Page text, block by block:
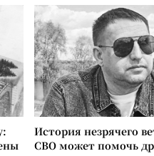
История незрячего
СВО может помочь